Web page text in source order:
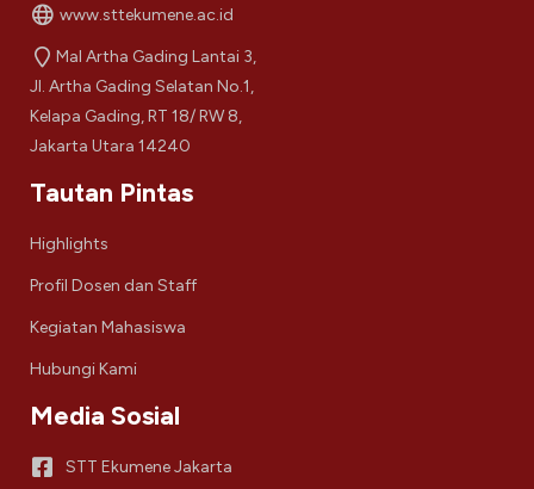
www.sttekumene.ac.id
Mal Artha Gading Lantai 3,
Jl. Artha Gading Selatan No.1,
Kelapa Gading, RT 18/ RW 8,
Jakarta Utara 14240
Tautan Pintas
Highlights
Profil Dosen dan Staff
Kegiatan Mahasiswa
Hubungi Kami
Media Sosial
STT Ekumene Jakarta